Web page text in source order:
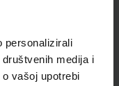
personalizirali
medija i
vašoj upotrebi
s dodatnim
osnovne škole